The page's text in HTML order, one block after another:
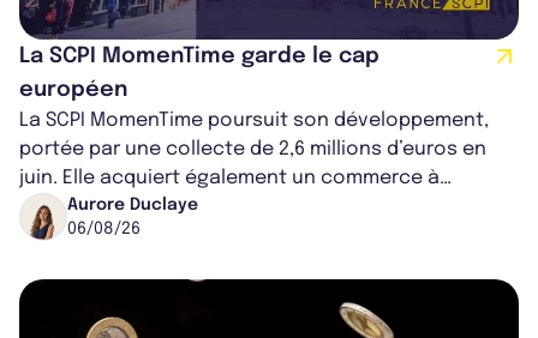
La SCPI MomenTime garde le cap
européen
La SCPI MomenTime poursuit son développement,
portée par une collecte de 2,6 millions d’euros en
juin. Elle acquiert également un commerce à
Worcester, place une plateforme logisti...
Aurore Duclaye
06/08/26